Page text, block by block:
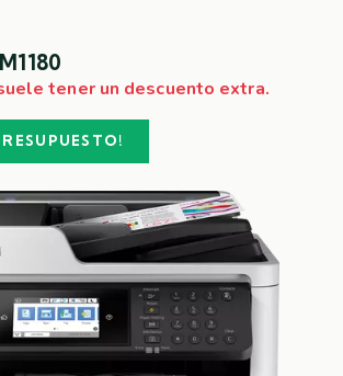
tener un descuento extra.